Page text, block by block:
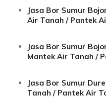
Jasa Bor Sumur
Air Tanah / Pantek
Jasa Bor Sumur
Mantek Air Tanah /
Jasa Bor Sumur
Tanah / Pantek Air